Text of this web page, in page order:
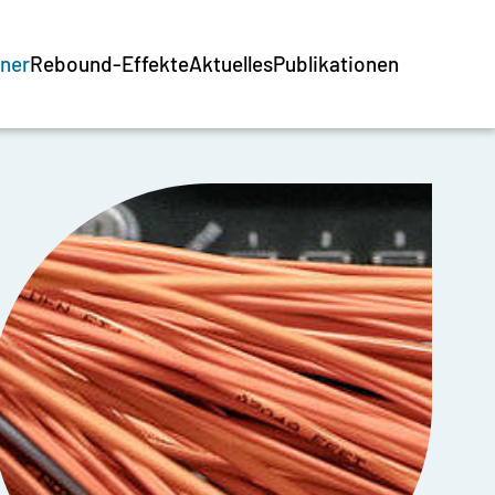
Rebound-EffekteAktuellesPublikationen